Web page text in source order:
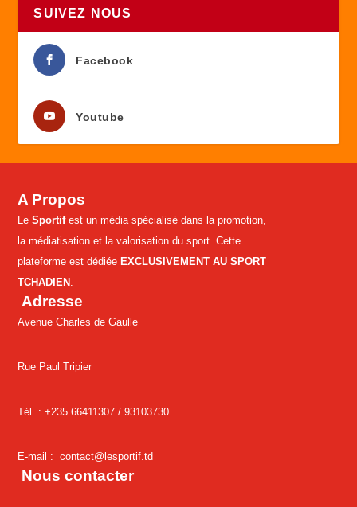
SUIVEZ NOUS
Facebook
Youtube
A Propos
LeSportifest un média spécialisé dans la promotion,
la médiatisation et la valorisation du sport. Cette
plateforme est dédiée EXCLUSIVEMENT AU SPORT
TCHADIEN
Adresse
Avenue Charles de Gaulle
Rue Paul Tripier
Tél. : +235 66411307 /93103730
E-mail :contact@lesportif.td
Nous contacter